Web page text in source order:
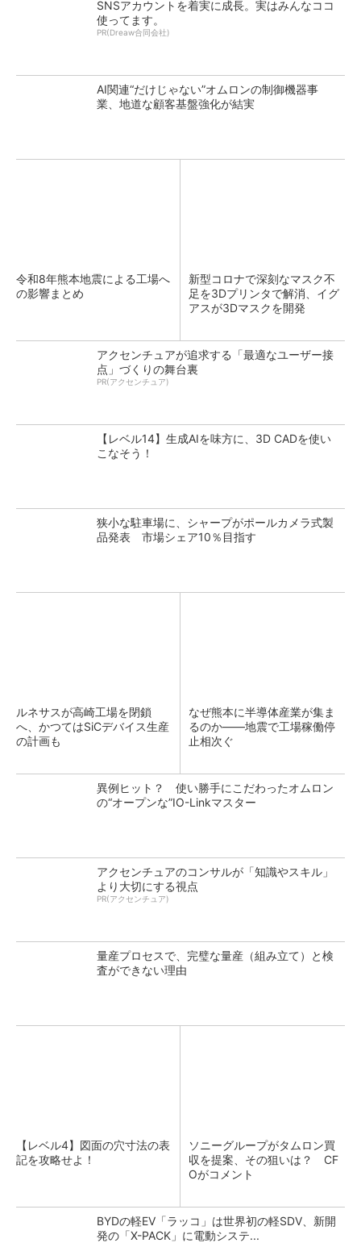
SNSアカウントを着実に成長。実はみんなココ
使ってます。
PR(Dreaw合同会社)
AI関連“だけじゃない”オムロンの制御機器事
業、地道な顧客基盤強化が結実
令和8年熊本地震による工場へ
の影響まとめ
新型コロナで深刻なマスク不
足を3Dプリンタで解消、イグ
アスが3Dマスクを開発
アクセンチュアが追求する「最適なユーザー接
点」づくりの舞台裏
PR(アクセンチュア)
【レベル14】生成AIを味方に、3D CADを使い
こなそう！
狭小な駐車場に、シャープがポールカメラ式製
品発表 市場シェア10％目指す
ルネサスが高崎工場を閉鎖
へ、かつてはSiCデバイス生産
の計画も
なぜ熊本に半導体産業が集ま
るのか――地震で工場稼働停
止相次ぐ
異例ヒット？ 使い勝手にこだわったオムロン
の“オープンな”IO-Linkマスター
アクセンチュアのコンサルが「知識やスキル」
より大切にする視点
PR(アクセンチュア)
量産プロセスで、完璧な量産（組み立て）と検
査ができない理由
【レベル4】図面の穴寸法の表
記を攻略せよ！
ソニーグループがタムロン買
収を提案、その狙いは？ CF
Oがコメント
BYDの軽EV「ラッコ」は世界初の軽SDV、新開
発の「X-PACK」に電動システ...